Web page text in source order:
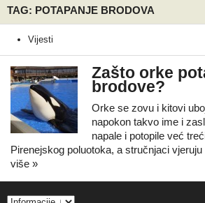
TAG: POTAPANJE BRODOVA
Vijesti
Zašto orke
brodove?
Orke se zovu i kitovi
napokon takvo ime i
napale i potopile već
Pirenejskog poluotoka, a stručnjaci
više »